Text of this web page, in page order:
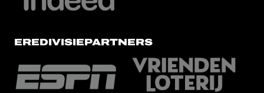
EREDIVISIEPARTNERS